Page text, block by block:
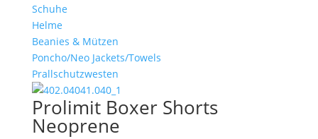
Schuhe
Helme
Beanies & Mützen
Poncho/Neo Jackets/Towels
Prallschutzwesten
Prolimit Boxer Shorts
Neoprene